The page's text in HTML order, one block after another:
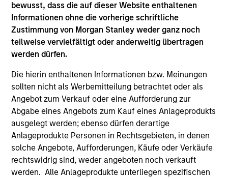
bewusst, dass die auf dieser Website enthaltenen
Informationen ohne die vorherige schriftliche
Zustimmung von Morgan Stanley weder ganz noch
teilweise vervielfältigt oder anderweitig übertragen
werden dürfen.
Die hierin enthaltenen Informationen bzw. Meinungen
sollten nicht als Werbemitteilung betrachtet oder als
Angebot zum Verkauf oder eine Aufforderung zur
Abgabe eines Angebots zum Kauf eines Anlageprodukts
ausgelegt werden; ebenso dürfen derartige
Anlageprodukte Personen in Rechtsgebieten, in denen
solche Angebote, Aufforderungen, Käufe oder Verkäufe
rechtswidrig sind, weder angeboten noch verkauft
werden. Alle Anlageprodukte unterliegen spezifischen
Strategies
Managed Futures
Access to multi-manager and single-
manager managed futures investment
solutions